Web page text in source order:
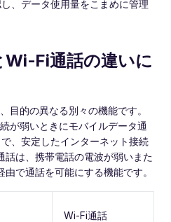
、データ使用量をこまめに管理
通話の違いに
目的の異なる別々の機能です。
が弱いときにモバイルデータ通
、安定したインターネット接続
話は、携帯電話の電波が弱いまた
で通話を可能にする機能です。
Wi‑Fi通話